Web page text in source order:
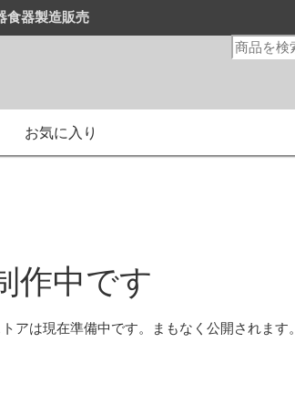
食器製造販売
お気に入り
作中です
アは現在準備中です。まもなく公開されます。